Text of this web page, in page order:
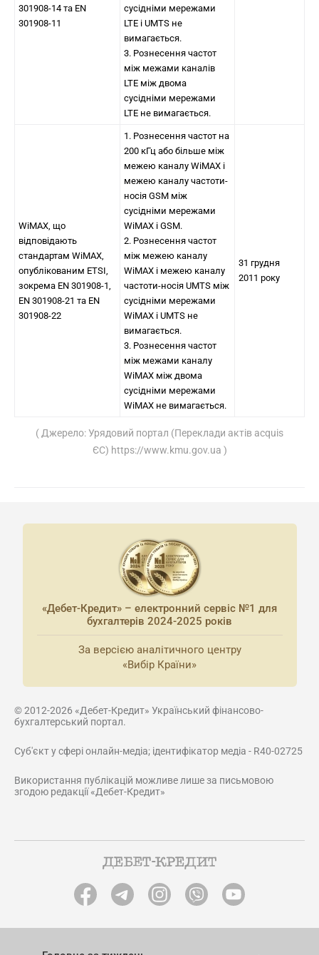
301908-14 та EN
301908-11
сусідніми мережами
LTE і UMTS не
вимагається.
3. Рознесення частот
між межами каналів
LTE між двома
сусідніми мережами
LTE не вимагається.
WiMAX, що
відповідають
стандартам WiMAX,
опублікованим ETSI,
зокрема EN 301908-1,
EN 301908-21 та EN
301908-22
1. Рознесення частот на
200 кГц або більше між
межею каналу WiMAX і
межею каналу частоти-
носія GSM між
сусідніми мережами
WiMAX і GSM.
2. Рознесення частот
між межею каналу
WiMAX і межею каналу
частоти-носія UMTS між
сусідніми мережами
WiMAX і UMTS не
вимагається.
3. Рознесення частот
між межами каналу
WiMAX між двома
сусідніми мережами
WiMAX не вимагається.
31 грудня
2011 року
( Джерело: Урядовий портал (Переклади актів acquis
ЄС) https://www.kmu.gov.ua )
«Дебет-Кредит» – електронний сервіс №1 для
бухгалтерів 2024-2025 років
За версією аналітичного центру
«Вибір Країни»
© 2012-2026 «Дебет-Кредит» Український фінансово-
бухгалтерський портал.
Суб'єкт у сфері онлайн-медіа; ідентифікатор медіа - R40-02725
Використання публікацій можливе лише за письмовою
згодою редакції «Дебет-Кредит»